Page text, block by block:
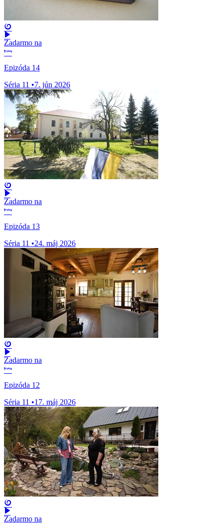
Zadarmo na
Epizóda 14
Séria 11 •7. jún 2026
Zadarmo na
Epizóda 13
Séria 11 •24. máj 2026
Zadarmo na
Epizóda 12
Séria 11 •17. máj 2026
Zadarmo na